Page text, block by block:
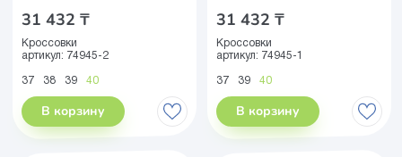
31 432 ₸
Кроссовки
артикул: 74945-2
37 38 39 40
В корзину
31 432 ₸
Кроссовки
артикул: 74945-1
37 39 40
В корзину